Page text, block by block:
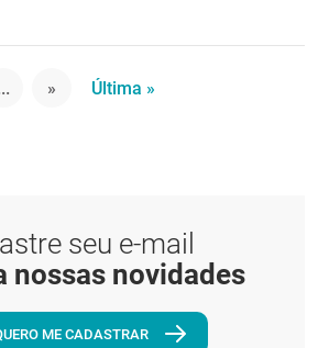
» Última »
seu e-mail
nossas novidades
ME CADASTRAR